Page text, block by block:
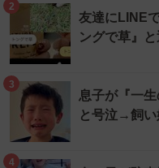
2
友達にLINE
ングで草』
3
息子が『一
と号泣→飼
4